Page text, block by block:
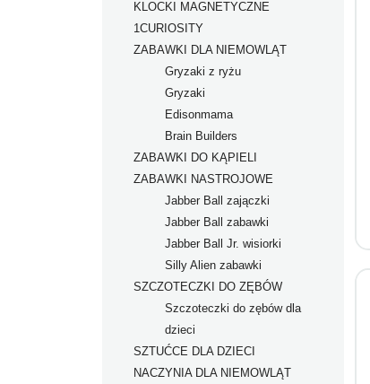
KLOCKI MAGNETYCZNE
1CURIOSITY
ZABAWKI DLA NIEMOWLĄT
Gryzaki z ryżu
Gryzaki
Edisonmama
Brain Builders
Zestawy zabawek
Zabawki od urodzenia
Zabawki od 2+ mies.
Zabawki od 3+ mies.
Zabawki od 4+ mies.
Zabawki od 6+ mies.
Zabawki od 7+ mies.
Zabawki od 8+ mies.
ZABAWKI DO KĄPIELI
ZABAWKI NASTROJOWE
Jabber Ball zajączki
Jabber Ball zabawki
Jabber Ball Jr. wisiorki
Silly Alien zabawki
SZCZOTECZKI DO ZĘBÓW
Szczoteczki do zębów dla
dzieci
SZTUĆCE DLA DZIECI
NACZYNIA DLA NIEMOWLĄT